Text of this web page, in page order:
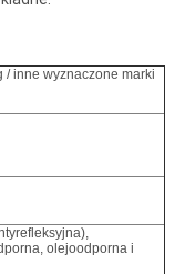
/ inne wyznaczone marki
olejoodporna i